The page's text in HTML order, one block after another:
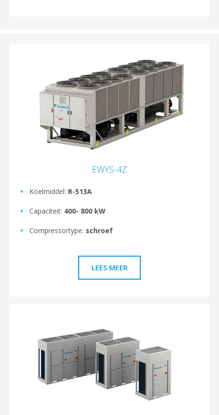
EWYS-4Z
Koelmiddel: R-513A
Capaciteit: 400- 800 kW
Compressortype: schroef
LEES MEER